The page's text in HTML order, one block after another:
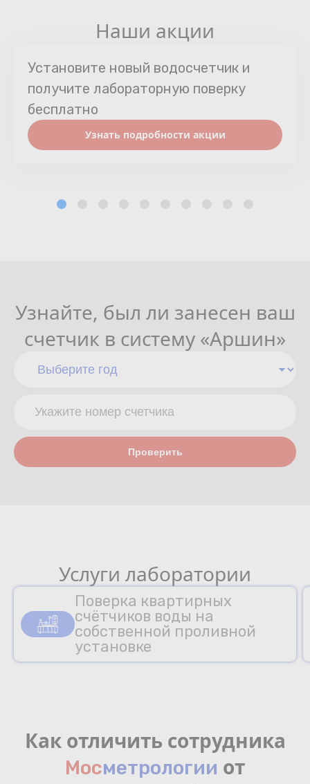
Наши акции
Установите новый водосчетчик и
получите лабораторную поверку
бесплатно
Узнать подробности акции
Узнайте, был ли занесен ваш
счетчик в систему «Аршин»
Проверить
Услуги лаборатории
Поверка квартирных
счётчиков воды на
собственной проливной
установке
Как отличить сотрудника
Мосмeтрологии от